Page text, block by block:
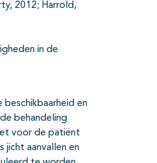
2012; Harrold,
in de
en
behandeling
voor de patiënt
jicht aanvallen en